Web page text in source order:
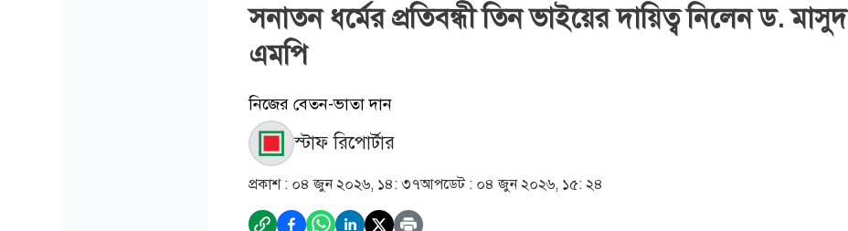
সনাতন ধর্মের প্রতিবন্ধী তিন ভাইয়ের দায়িত্ব নিলেন ড. মাসুদ
এমপি
নিজের বেতন-ভাতা দান
স্টাফ রিপোর্টার
প্রকাশ : ০৪ জুন ২০২৬, ১৪: ৩৭আপডেট : ০৪ জুন ২০২৬, ১৫: ২৪